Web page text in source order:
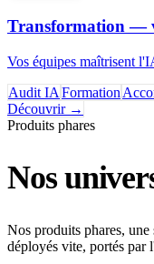
Transformation —
Vos équipes maîtrisent
Audit IA Formation
Découvrir →
Produits phares
Nos
Nos produits phares, une
déployés vite, portés par